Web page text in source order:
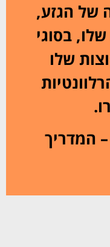
של הגזע,
בסוגי
שלו
– המדריך